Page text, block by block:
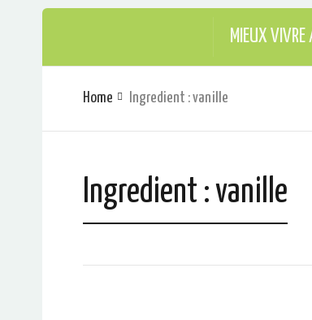
MIEUX VIVRE
Home Ingredient : vanille
Ingredient : vanille